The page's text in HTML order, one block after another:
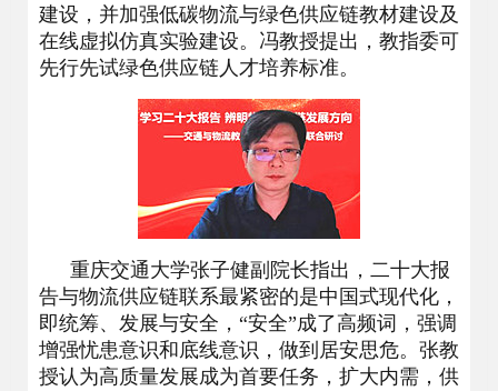
建设，并加强低碳物流与绿色供应链教材建设及
在线虚拟仿真实验建设。冯教授提出，教指委可
先行先试绿色供应链人才培养标准。
重庆交通大学张子健副院长指出，二十大报
告与物流供应链联系最紧密的是中国式现代化，
即统筹、发展与安全，“安全”成了高频词，强调
增强忧患意识和底线意识，做到居安思危。张教
授认为高质量发展成为首要任务，扩大内需，供